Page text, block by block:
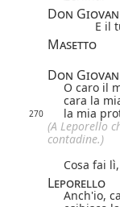
Don
E il
Masetto
Don
O caro il
cara la
270
la mia
(A Leporello
contadine.)
Cosa fai
Leporello
Anch'io,